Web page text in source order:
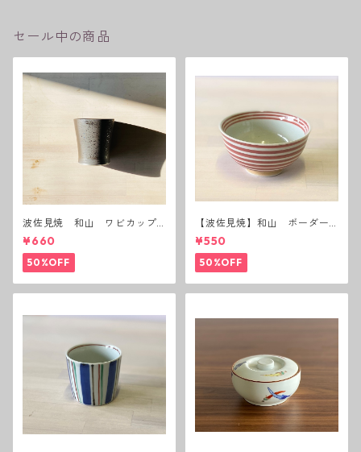
セール中の商品
波佐見焼 和山 ワビカップ
黒錆 3種(アウトレット）
¥660
50%OFF
【波佐見焼】和山 ボーダー
茶碗 赤
¥550
50%OFF